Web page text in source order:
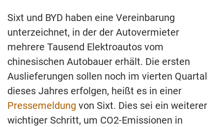
Sixt und BYD haben eine Vereinbarung
unterzeichnet, in der der Autovermieter
mehrere Tausend Elektroautos vom
chinesischen Autobauer erhält. Die ersten
Auslieferungen sollen noch im vierten Quartal
dieses Jahres erfolgen, heißt es in einer
Pressemeldung von Sixt. Dies sei ein weiterer
wichtiger Schritt, um CO2-Emissionen in